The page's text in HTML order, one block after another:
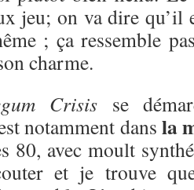
jeu; on va dire qu’il
; ça ressemble
charme.
Crisis se
notamment dans la
80, avec moult
et je trouve